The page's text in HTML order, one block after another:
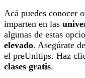
Acá puedes conocer
imparten en las
algunas de estas
elevado. Asegúrate
el preUnitips. Haz
clases gratis.